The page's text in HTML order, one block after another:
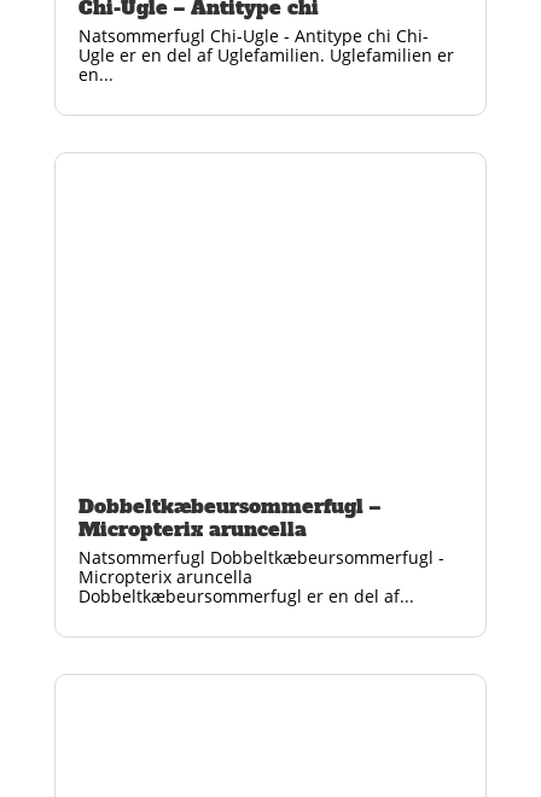
Chi-Ugle – Antitype chi
Natsommerfugl Chi-Ugle - Antitype chi Chi-
Ugle er en del af Uglefamilien. Uglefamilien er
en...
Dobbeltkæbeursommerfugl –
Micropterix aruncella
Natsommerfugl Dobbeltkæbeursommerfugl -
Micropterix aruncella
Dobbeltkæbeursommerfugl er en del af...